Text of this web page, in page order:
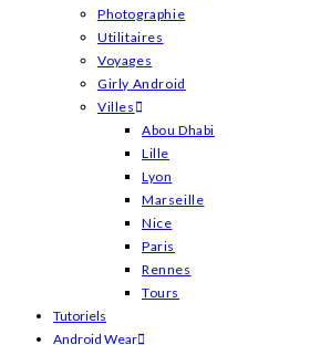
Photographie
Utilitaires
Voyages
Girly Android
Villes
Abou Dhabi
Lille
Lyon
Marseille
Nice
Paris
Rennes
Tours
Tutoriels
Android Wear